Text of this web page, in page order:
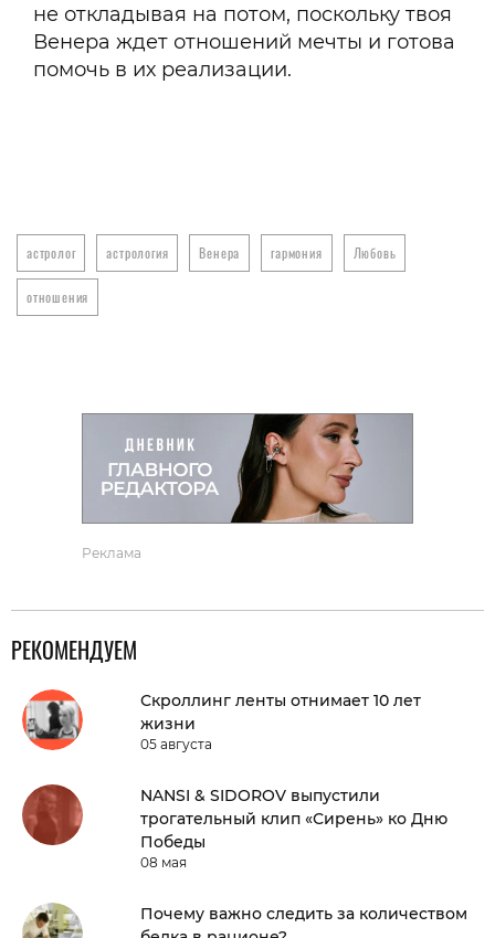
не откладывая на потом, поскольку твоя
Венера ждет отношений мечты и готова
помочь в их реализации.
астролог астрология Венера гармония Любовь
отношения
Реклама
РЕКОМЕНДУЕМ
Скроллинг ленты отнимает 10 лет
жизни
05 августа
NANSI & SIDOROV выпустили
трогательный клип «Сирень» ко Дню
Победы
08 мая
Почему важно следить за количеством